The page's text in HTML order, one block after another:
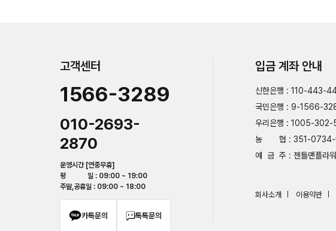
고객센터
1566-3289
010-2693-
2870
운영시간 [연중무휴]
평 일 : 09:00 ~ 19:00
주말,공휴일 : 09:00 ~ 18:00
카톡문의 톡톡문의
입금 계좌 안내
신한은행 : 110-443-
국민은행 : 9-1566-
우리은행 : 1005-
농 협 : 351-0734-
예 금 주 : 젠틀맨플라
회사소개 이용약관